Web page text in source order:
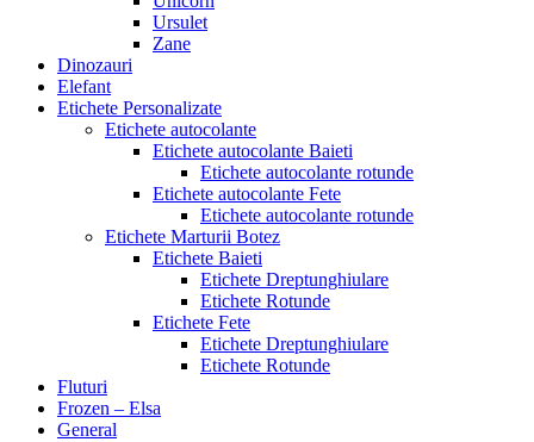
Ursulet
Zane
Dinozauri
Elefant
Etichete Personalizate
Etichete autocolante
Etichete autocolante Baieti
Etichete autocolante rotunde
Etichete autocolante Fete
Etichete autocolante rotunde
Etichete Marturii Botez
Etichete Baieti
Etichete Dreptunghiulare
Etichete Rotunde
Etichete Fete
Etichete Dreptunghiulare
Etichete Rotunde
Fluturi
Frozen – Elsa
General